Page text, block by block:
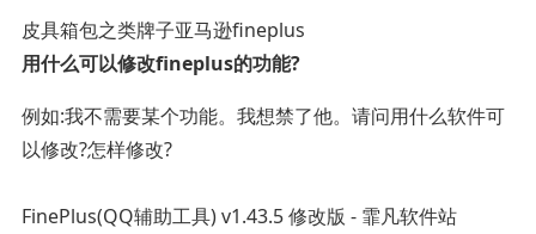
皮具箱包之类牌子亚马逊fineplus
用什么可以修改fineplus的功能?
例如:我不需要某个功能。我想禁了他。请问用什么软件可
以修改?怎样修改?
FinePlus(QQ辅助工具) v1.43.5 修改版 - 霏凡软件站